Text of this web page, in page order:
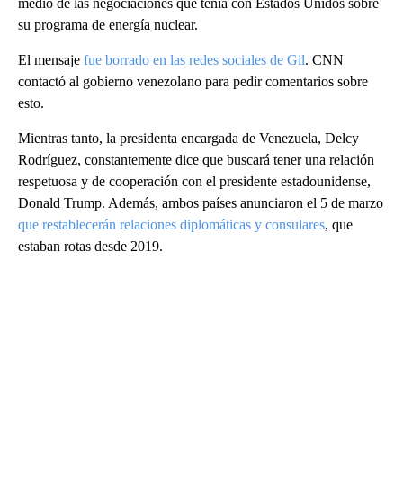
su programa de energía nuclear.
El mensaje fue borrado en las redes sociales de Gil. CNN
contactó al gobierno venezolano para pedir comentarios sobre
esto.
Mientras tanto, la presidenta encargada de Venezuela, Delcy
Rodríguez, constantemente dice que buscará tener una relación
respetuosa y de cooperación con el presidente estadounidense,
Donald Trump. Además, ambos países anunciaron el 5 de marzo
que restablecerán relaciones diplomáticas y consulares, que
estaban rotas desde 2019.